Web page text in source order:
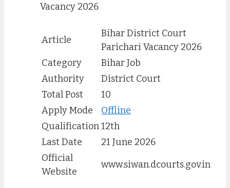
Vacancy 2026
Article
Bihar District Court
Parichari Vacancy 2026
Category
Bihar Job
Authority
District Court
Total Post
10
Apply Mode
Offline
Qualification12th
Last Date
21 June 2026
Official
Website
www.siwan.dcourts.gov.in